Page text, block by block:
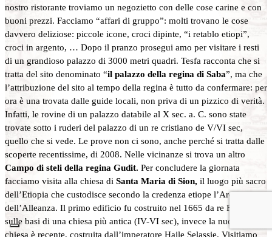
nostro ristorante troviamo un negozietto con delle cose carine e con
buoni prezzi. Facciamo “affari di gruppo”: molti trovano le cose
davvero deliziose: piccole icone, croci dipinte, “i retablo etiopi”,
croci in argento, … Dopo il pranzo prosegui amo per visitare i resti
di un grandioso palazzo di 3000 metri quadri. Tesfa racconta che si
tratta del sito denominato “il palazzo della regina di Saba”, ma che
l’attribuzione del sito al tempo della regina è tutto da confermare: per
ora è una trovata dalle guide locali, non priva di un pizzico di verità.
Infatti, le rovine di un palazzo databile al X sec. a. C. sono state
trovate sotto i ruderi del palazzo di un re cristiano de V/VI sec,
quello che si vede. Le prove non ci sono, anche perché si tratta dalle
scoperte recentissime, di 2008. Nelle vicinanze si trova un altro
Campo di steli della regina Gudit. Per concludere la giornata
facciamo visita alla chiesa di Santa Maria di Sion, il luogo più sacro
dell’Etiopia che custodisce secondo la credenza etiope l’Arca
dell’Alleanza. Il primo edificio fu costruito nel 1665 da re Fasilidas
sulle basi di una chiesa più antica (IV-VI sec), invece la nuova
chiesa è recente, costruita dall’imperatore Haile Selassie. Visitiamo